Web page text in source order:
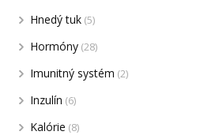
Hnedý tuk (5)
Hormóny (28)
Imunitný systém (2)
Inzulín (6)
Kalórie (8)